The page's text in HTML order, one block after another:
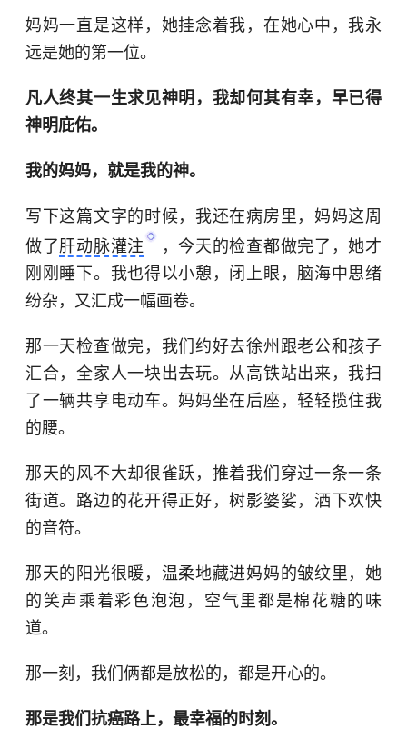
妈妈一直是这样，她挂念着我，在她心中，我永
远是她的第一位。
凡人终其一生求见神明，我却何其有幸，早已得
神明庇佑。
我的妈妈，就是我的神。
写下这篇文字的时候，我还在病房里，妈妈这周
做了肝动脉灌注
，今天的检查都做完了，她才
刚刚睡下。我也得以小憩，闭上眼，脑海中思绪
纷杂，又汇成一幅画卷。
那一天检查做完，我们约好去徐州跟老公和孩子
汇合，全家人一块出去玩。从高铁站出来，我扫
了一辆共享电动车。妈妈坐在后座，轻轻揽住我
的腰。
那天的风不大却很雀跃，推着我们穿过一条一条
街道。路边的花开得正好，树影婆娑，洒下欢快
的音符。
那天的阳光很暖，温柔地藏进妈妈的皱纹里，她
的笑声乘着彩色泡泡，空气里都是棉花糖的味
道。
那一刻，我们俩都是放松的，都是开心的。
那是我们抗癌路上，最幸福的时刻。